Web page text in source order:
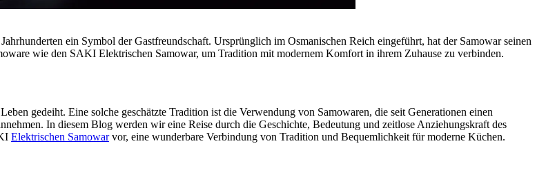
ein Symbol der Gastfreundschaft. Ursprünglich im Osmanischen Reich eingeführt, hat der Samowar seinen
wie den SAKI Elektrischen Samowar, um Tradition mit modernem Komfort in ihrem Zuhause zu verbinden.
gedeiht. Eine solche geschätzte Tradition ist die Verwendung von Samowaren, die seit Generationen einen
In diesem Blog werden wir eine Reise durch die Geschichte, Bedeutung und zeitlose Anziehungskraft des
Elektrischen Samowarvor, eine wunderbare Verbindung von Tradition und Bequemlichkeit für moderne Küchen.